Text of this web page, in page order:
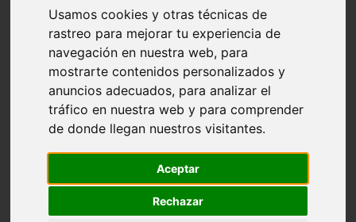
Usamos cookies y otras técnicas de
rastreo para mejorar tu experiencia de
navegación en nuestra web, para
mostrarte contenidos personalizados y
anuncios adecuados, para analizar el
tráfico en nuestra web y para comprender
de donde llegan nuestros visitantes.
Aceptar
Rechazar
Teruel - sarrión
Cádiz - algodonales
Illes-balears - inca
Madrid - madrid
Málaga - torremolinos
Asturias - oviedo
Cádiz - el-puerto-de-santa-maría
Asturias - aller
Toledo - illescas
Málaga - marbella
Barcelona - barcelona
Pontevedra - lalín